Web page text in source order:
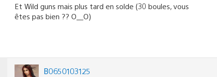
Et Wild guns mais plus tard en solde (30 boules, vous
êtes pas bien ?? O__O)
B0650103125